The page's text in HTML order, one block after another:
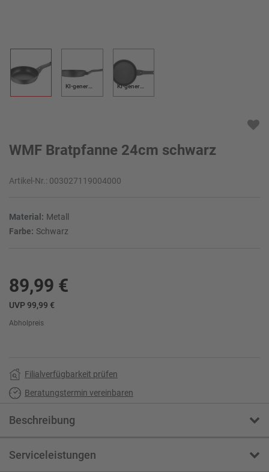
KI-generiert KI-generiert
WMF Bratpfanne 24cm schwarz
Artikel-Nr.: 003027119004000
Material: Metall
Farbe: Schwarz
89,99 €
UVP 99,99 €
Abholpreis
Filialverfügbarkeit prüfen
Beratungstermin vereinbaren
Beschreibung
Serviceleistungen